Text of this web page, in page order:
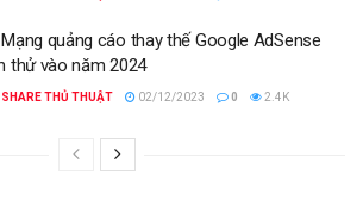
quảng cáo thay thế Google AdSense
thử vào năm 2024
SHARE THỦ THUẬT 02/12/2023 0 2.4K